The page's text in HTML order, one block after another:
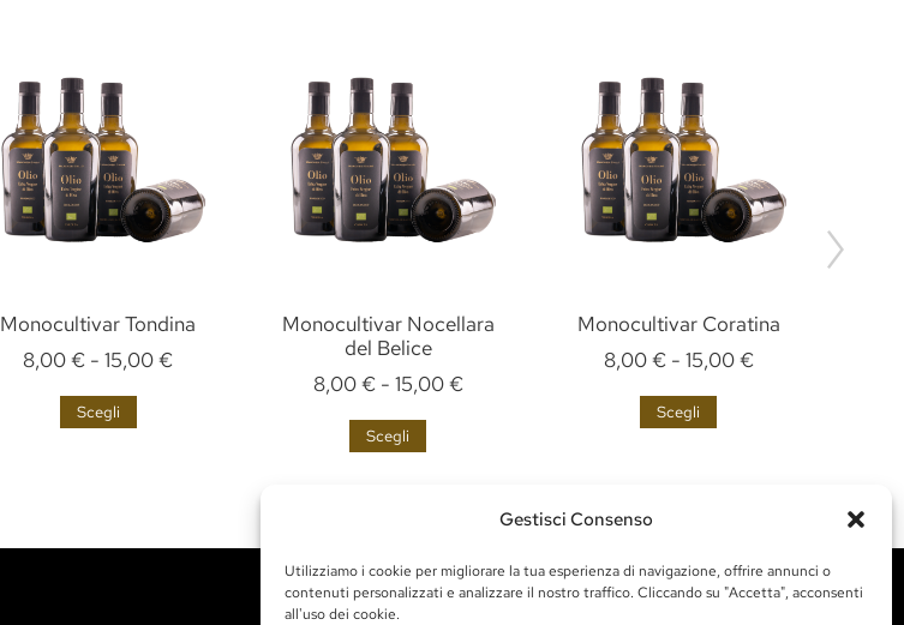
Gestisci Consenso
Utilizziamo i cookie per migliorare la tua esperienza di navigazione, offrire annunci o
contenuti personalizzati e analizzare il nostro traffico. Cliccando su "Accetta", acconsenti
all'uso dei cookie.
Monocultivar Tondina
8,00€ - 15,00€
Scegli
Monocultivar Nocellara
del Belice
8,00€ - 15,00€
Scegli
Monocultivar Coratina
8,00€ - 15,00€
Scegli